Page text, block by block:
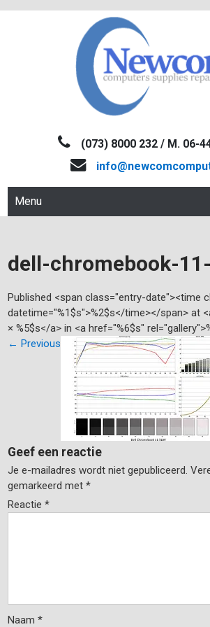
NEWCOM(073) 8000 232 / M. 06-
Menu
dell-chromebook-
Published <span class="entry-date"><time
datetime="%1$s">%2$s</time></span> at
× %5$s</a> in <a href="%6$s"
← Previous
Geef een reactie
Je e-mailadres wordt niet gepubliceerd.
gemarkeerd met*
Reactie*
Naam*